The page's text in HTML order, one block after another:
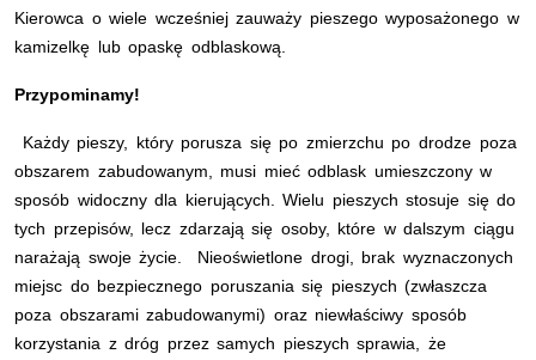
Kierowca o wiele wcześniej zauważy pieszego wyposażonego w
kamizelkę lub opaskę odblaskową.
Przypominamy!
Każdy pieszy, który porusza się po zmierzchu po drodze poza
obszarem zabudowanym, musi mieć odblask umieszczony w
sposób widoczny dla kierujących. Wielu pieszych stosuje się do
tych przepisów, lecz zdarzają się osoby, które w dalszym ciągu
narażają swoje życie. Nieoświetlone drogi, brak wyznaczonych
miejsc do bezpiecznego poruszania się pieszych (zwłaszcza
poza obszarami zabudowanymi) oraz niewłaściwy sposób
korzystania z dróg przez samych pieszych sprawia, że